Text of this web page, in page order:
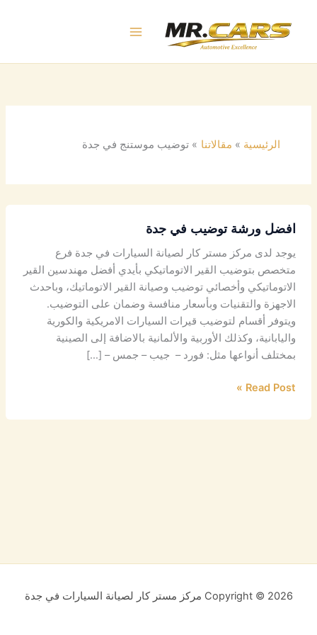
المحتوى
الرئيسية مقالاتنا توضيب موستنج في جدة
افضل ورشة توضيب في جدة
يوجد لدى مركز مستر كار لصيانة السيارات في جدة فرع
متخصص بتوضيب القير الاتوماتيكي بأيدي أفضل مهندسين القير
الاتوماتيكي وأخصائي توضيب وصيانة القير الاتوماتيك، وباحدث
الاجهزة والتقنيات وبأسعار منافسة وضمان على التوضيب.
ويتوفر أقسام لتوضيب قيرات السيارات الامريكية والكورية
واليابانية، وكذلك الأوربية والألمانية بالاضافة إلى الصينية
بمختلف أنواعها مثل: فورد – جيب – جمس – […]
Read Post »
Copyright © 2026 مركز مستر كار لصيانة السيارات في جدة